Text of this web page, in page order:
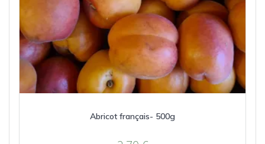
Abricot français- 500g